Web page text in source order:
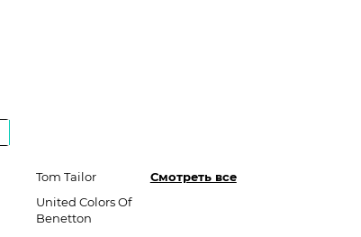
Tom Tailor
United Colors Of
Benetton
Смотреть все